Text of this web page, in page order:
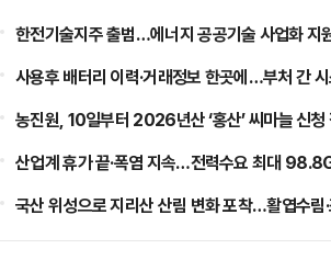
한전기술지주 출범…에너지 공공기술 사업화 지
사용후 배터리 이력·거래정보 한곳에…부처 간
농진원, 10일부터 2026년산 ‘홍산’ 씨마늘 신청
산업계 휴가 끝·폭염 지속…전력수요 최대
국산 위성으로 지리산 산림 변화 포착…활엽수림